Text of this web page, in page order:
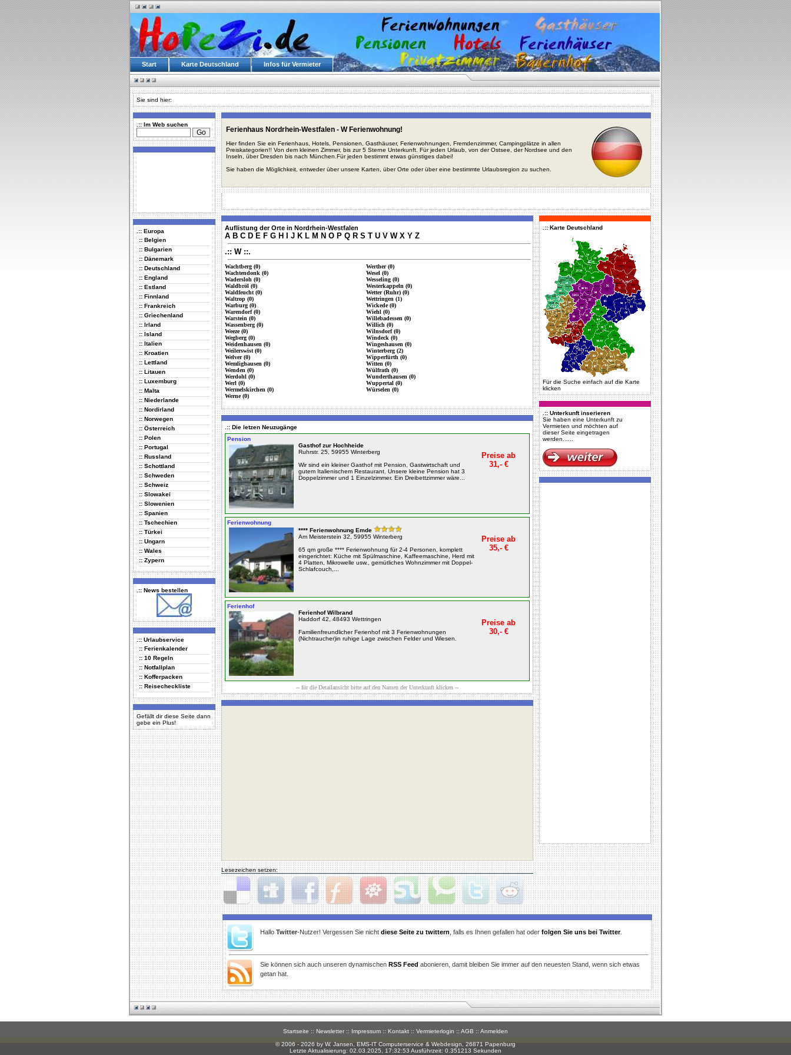
Start Karte Deutschland Infos für Vermieter
Sie sind hier:
.:: Im Web suchen
.:: Europa
:: Belgien
:: Bulgarien
:: Dänemark
:: Deutschland
:: England
:: Estland
:: Finnland
:: Frankreich
:: Griechenland
:: Irland
:: Island
:: Italien
:: Kroatien
:: Lettland
:: Litauen
:: Luxemburg
:: Malta
:: Niederlande
:: Nordirland
:: Norwegen
:: Österreich
:: Polen
:: Portugal
:: Russland
:: Schottland
:: Schweden
:: Schweiz
:: Slowakei
:: Slowenien
:: Spanien
:: Tschechien
:: Türkei
:: Ungarn
:: Wales
:: Zypern
.:: News bestellen
.:: Urlaubservice
:: Ferienkalender
:: 10 Regeln
:: Notfallplan
:: Kofferpacken
:: Reisecheckliste
Gefällt dir diese Seite dann
gebe ein Plus!
Ferienhaus Nordrhein-Westfalen - W Ferienwohnung!
Hier finden Sie ein Ferienhaus, Hotels, Pensionen, Gasthäuser, Ferienwohnungen, Fremdenzimmer, Campingplätze in allen
Preiskategorien!! Von dem kleinen Zimmer, bis zur 5 Sterne Unterkunft. Für jeden Urlaub, von der Ostsee, der Nordsee und den
Inseln, über Dresden bis nach München.Für jeden bestimmt etwas günstiges dabei!
Sie haben die Möglichkeit, entweder über unsere Karten, über Orte oder über eine bestimmte Urlaubsregion zu suchen.
Auflistung der Orte in Nordrhein-Westfalen
A B C D E F G H J K L M N O P Q R S T U V W X Y Z
.:: W ::.
Wachtberg (0)
Wachtendonk (0)
Wadersloh (0)
Waldbröl (0)
Waldfeucht (0)
Waltrop (0)
Warburg (0)
Warendorf (0)
Warstein (0)
Wassenberg (0)
Weeze (0)
Wegberg (0)
Weidenhausen (0)
Weilerswist (0)
Welver (0)
Wemlighausen (0)
Wenden (0)
Werdohl (0)
Werl (0)
Wermelskirchen (0)
Werne (0)
Werther (0)
Wesel (0)
Wesseling (0)
Westerkappeln (0)
Wetter (Ruhr) (0)
Wettringen (1)
Wickede (0)
Wiehl (0)
Willebadessen (0)
Willich (0)
Wilnsdorf (0)
Windeck (0)
Wingeshausen (0)
Winterberg (2)
Wipperfürth (0)
Witten (0)
Wülfrath (0)
Wunderthausen (0)
Wuppertal (0)
Würselen (0)
.:: Die letzen Neuzugänge
Pension
Gasthof zur Hochheide
Ruhrstr. 25, 59955 Winterberg
Wir sind ein kleiner Gasthof mit Pension, Gastwirtschaft und
gutem Italienischem Restaurant. Unsere kleine Pension hat 3
Doppelzimmer und 1 Einzelzimmer. Ein Dreibettzimmer wäre...
Preise ab
31,- €
Ferienwohnung
**** Ferienwohnung Emde
Am Meisterstein 32, 59955 Winterberg
65 qm große **** Ferienwohnung für 2-4 Personen, komplett
eingerichtet: Küche mit Spülmaschine, Kaffeemaschine, Herd mit
4 Platten, Mikrowelle usw., gemütliches Wohnzimmer mit Doppel-
Schlafcouch,...
Preise ab
35,- €
Ferienhof
Ferienhof Wilbrand
Haddorf 42, 48493 Wettringen
Familienfreundlicher Ferienhof mit 3 Ferienwohnungen
(Nichtraucher)in ruhige Lage zwischen Felder und Wiesen.
Preise ab
30,- €
-- für die Detailansicht bitte auf den Namen der Unterkunft klicken --
Lesezeichen setzen:
Delicious Digg Facebook Furl StudiVZ StumbleUponTechnorati Twitter Reddit
.:: Karte Deutschland
Für die Suche einfach auf die Karte
klicken
.:: Unterkunft inserieren
Sie haben eine Unterkunft zu
Vermieten und möchten auf
dieser Seite eingetragen
werden......
Hallo Twitter-Nutzer! Vergessen Sie nicht diese Seite zu twittern , falls es Ihnen gefallen hat oder folgen Sie uns bei Twitter.
Sie können sich auch unseren dynamischen RSS Feed abonieren, damit bleiben Sie immer auf den neuesten Stand, wenn sich etwas
getan hat.
Startseite :: Newsletter :: Impressum :: Kontakt :: Vermieterlogin :: AGB :: Anmelden
© 2006 - 2026 by W. Jansen, EMS-IT Computerservice & Webdesign , 26871 Papenburg
Letzte Aktualisierung: 02.03.2025, 17:32:53 Ausführzeit: 0.351213 Sekunden